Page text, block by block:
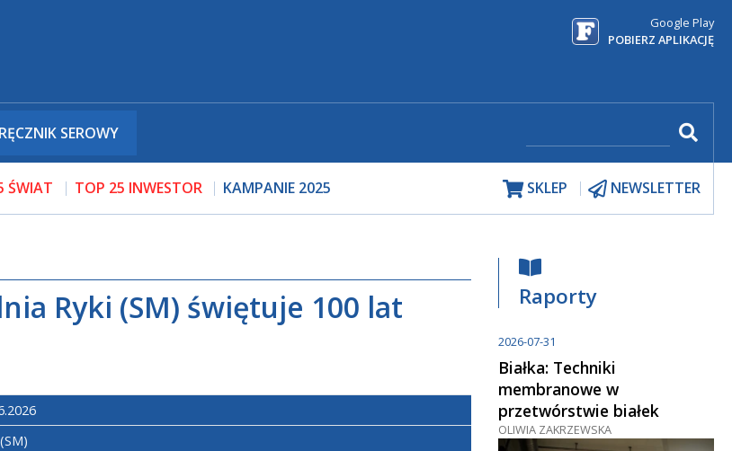
Google Play
POBIERZ APLIKACJĘ
SEROWY
ŚWIAT TOP 25 INWESTOR KAMPANIE 2025 SKLEP NEWSLETTER
Ryki (SM) świętuje 100 lat
Raporty
2026-07-31
Białka: Techniki
membranowe w
przetwórstwie białek
OLIWIA ZAKRZEWSKA